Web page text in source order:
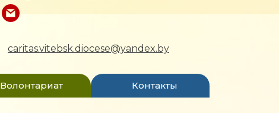
caritas.vitebsk.diocese@yandex.by
Волонтариат Контакты